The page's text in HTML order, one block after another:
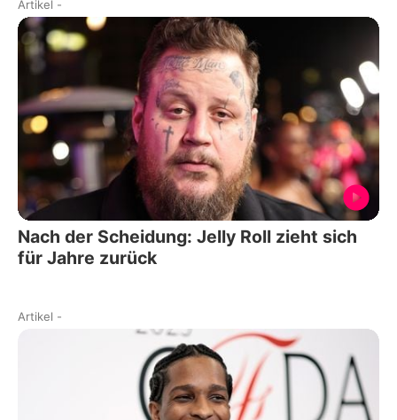
Artikel -
Nach der Scheidung: Jelly Roll zieht sich
für Jahre zurück
Artikel -